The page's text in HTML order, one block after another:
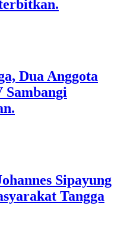
Dua Anggota
Sipayung
Tangga